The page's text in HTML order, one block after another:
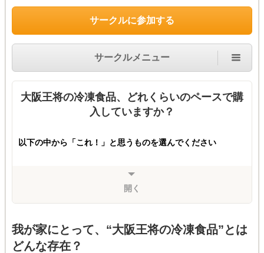
サークルに参加する
サークルメニュー
大阪王将の冷凍食品、どれくらいのペースで購
入していますか？
以下の中から「これ！」と思うものを選んでください
開く
我が家にとって、“大阪王将の冷凍食品”とは
どんな存在？